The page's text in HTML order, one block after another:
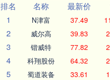
排名
名称 最新价
1
N津富 37.49
2 威尔高 39.83
3 锴威特 77.82
4 科翔股份 64.32
5 蜀道装备 33.61